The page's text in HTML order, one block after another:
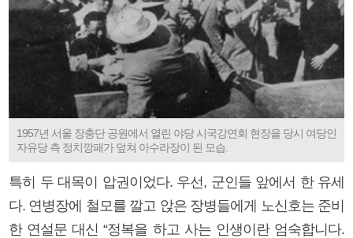
1957년 서울 장충단 공원에서 열린 야당 시국강연회 현장을 당시 여당인
자유당 측 정치깡패가 덮쳐 아수라장이 된 모습.
특히 두 대목이 압권이었다. 우선, 군인들 앞에서 한 유세
다. 연병장에 철모를 깔고 앉은 장병들에게 노신호는 준비
한 연설문 대신 “정복을 하고 사는 인생이란 엄숙합니다.